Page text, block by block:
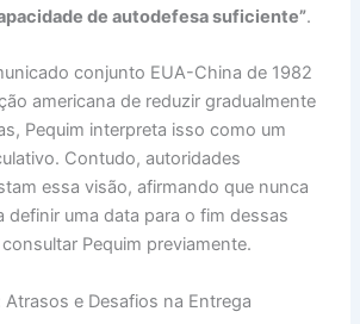
de autodefesa suficiente”.
conjunto EUA-China de 1982
americana de reduzir gradualmente
Pequim interpreta isso como um
Contudo, autoridades
essa visão, afirmando que nunca
definir uma data para o fim dessas
Pequim previamente.
Atrasos e Desafios na Entrega